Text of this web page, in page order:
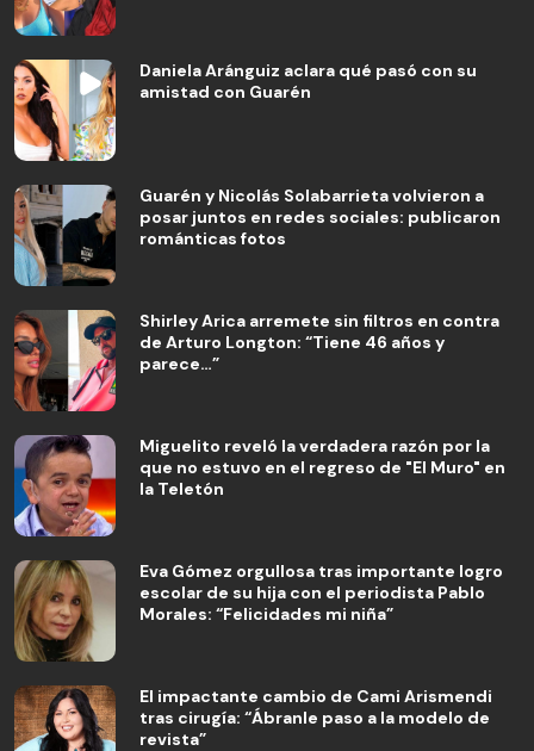
Daniela Aránguiz aclara qué pasó con su
amistad con Guarén
Guarén y Nicolás Solabarrieta volvieron a
posar juntos en redes sociales: publicaron
románticas fotos
Shirley Arica arremete sin filtros en contra
de Arturo Longton: “Tiene 46 años y
parece…”
Miguelito reveló la verdadera razón por la
que no estuvo en el regreso de "El Muro" en
la Teletón
Eva Gómez orgullosa tras importante logro
escolar de su hija con el periodista Pablo
Morales: “Felicidades mi niña”
El impactante cambio de Cami Arismendi
tras cirugía: “Ábranle paso a la modelo de
revista”